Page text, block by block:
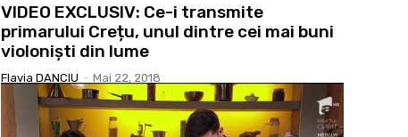
VIDEO EXCLUSIV: Ce-i transmite
primarului Crețu, unul dintre cei mai buni
violoniști din lume
Flavia DANCIU - Mai 22, 2018